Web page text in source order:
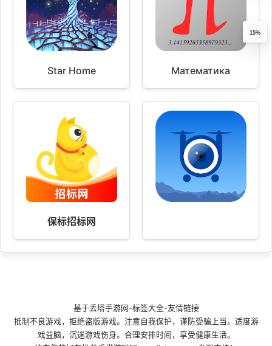
Star Home Математика
保标招标网
15%
基于丢塔手游网 -标签大全-友情链接
抵制不良游戏，拒绝盗版游戏。注意自我保护，谨防受骗上当。适度游
戏益脑，沉迷游戏伤身。合理安排时间，享受健康生活。